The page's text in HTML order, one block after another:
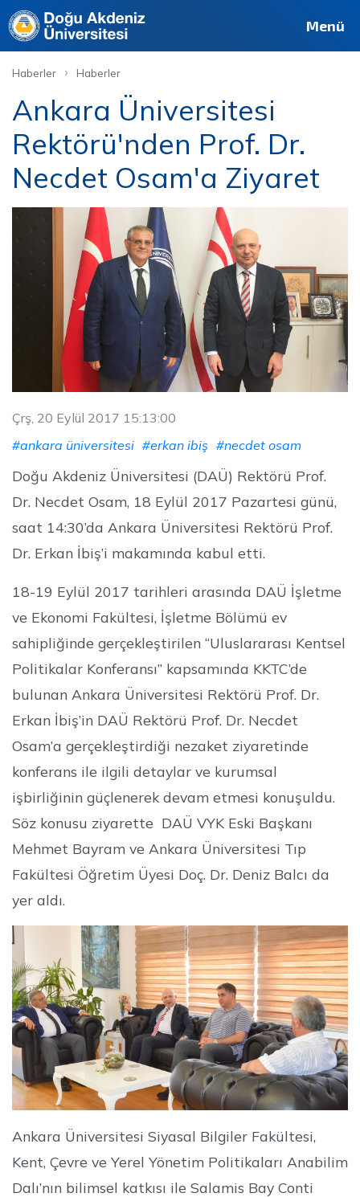
Menü
Haberler › Haberler
Ankara Üniversitesi
Rektörü'nden Prof. Dr.
Necdet Osam'a Ziyaret
Çrş, 20 Eylül 2017 15:13:00
#ankara üniversitesi #erkan ibiş #necdet osam
Doğu Akdeniz Üniversitesi (DAÜ) Rektörü Prof.
Dr. Necdet Osam, 18 Eylül 2017 Pazartesi günü,
saat 14:30’da Ankara Üniversitesi Rektörü Prof.
Dr. Erkan İbiş’i makamında kabul etti.
18-19 Eylül 2017 tarihleri arasında DAÜ İşletme
ve Ekonomi Fakültesi, İşletme Bölümü ev
sahipliğinde gerçekleştirilen “Uluslararası Kentsel
Politikalar Konferansı” kapsamında KKTC’de
bulunan Ankara Üniversitesi Rektörü Prof. Dr.
Erkan İbiş’in DAÜ Rektörü Prof. Dr. Necdet
Osam’a gerçekleştirdiği nezaket ziyaretinde
konferans ile ilgili detaylar ve kurumsal
işbirliğinin güçlenerek devam etmesi konuşuldu.
Söz konusu ziyarette DAÜ VYK Eski Başkanı
Mehmet Bayram ve Ankara Üniversitesi Tıp
Fakültesi Öğretim Üyesi Doç. Dr. Deniz Balcı da
yer aldı.
Ankara Üniversitesi Siyasal Bilgiler Fakültesi,
Kent, Çevre ve Yerel Yönetim Politikaları Anabilim
Dalı’nın bilimsel katkısı ile Salamis Bay Conti